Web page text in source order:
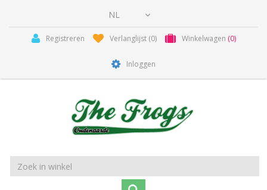
Registreren Verlanglijst (0) Winkelwagen (0)
Inloggen